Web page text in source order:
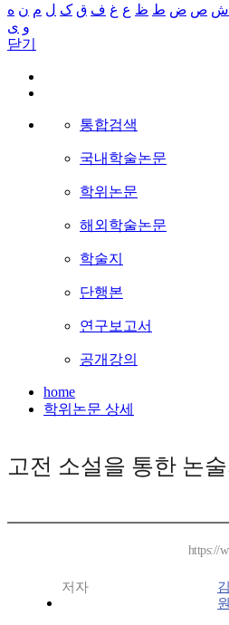
ش ص ض ط ظ ع غ ف ق ک ل م ن ه
و ی
닫기
통합검색
국내학술논문
학위논문
해외학술논문
학술지
단행본
연구보고서
공개강의
home
학위논문 상세
고전 소설을 통한 논
https://
저자
원